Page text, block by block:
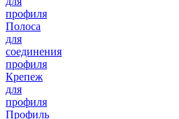
профиля
Полоса
для
соединения
профиля
Крепеж
для
профиля
Профиль